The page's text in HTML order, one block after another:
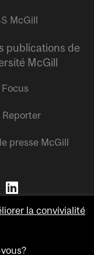
McGill
publications de
McGill
Reporter
presse McGill
la convivialité